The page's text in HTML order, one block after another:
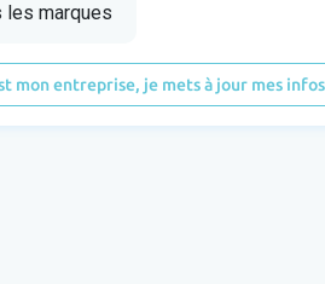
les marques
mon entreprise, je mets à jour mes